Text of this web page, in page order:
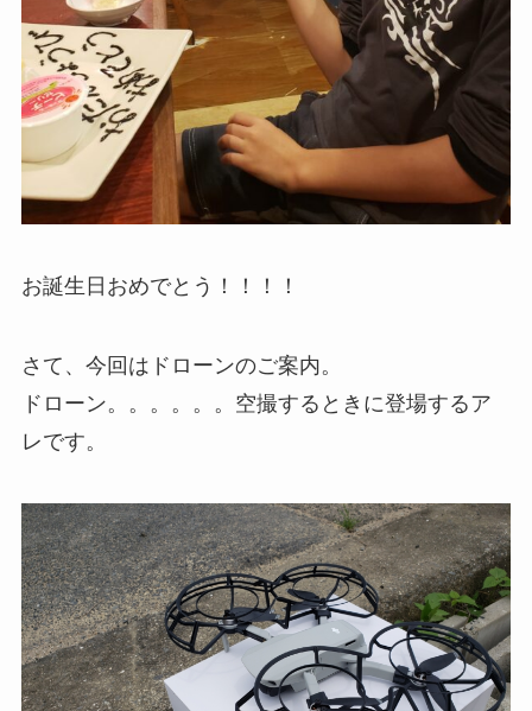
お誕生日おめでとう！！！！
さて、今回はドローンのご案内。
ドローン。。。。。。空撮するときに登場するア
レです。